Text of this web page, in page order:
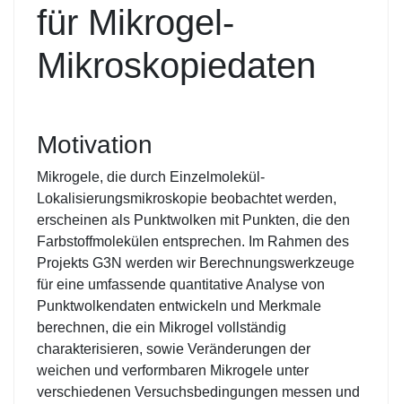
für Mikrogel-
Mikroskopiedaten
Motivation
Mikrogele, die durch Einzelmolekül-
Lokalisierungsmikroskopie beobachtet werden,
erscheinen als Punktwolken mit Punkten, die den
Farbstoffmolekülen entsprechen. Im Rahmen des
Projekts G3N werden wir Berechnungswerkzeuge
für eine umfassende quantitative Analyse von
Punktwolkendaten entwickeln und Merkmale
berechnen, die ein Mikrogel vollständig
charakterisieren, sowie Veränderungen der
weichen und verformbaren Mikrogele unter
verschiedenen Versuchsbedingungen messen und